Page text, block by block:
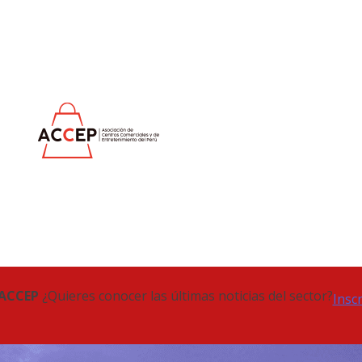
¿Quieres conocer las últimas noticias del sector?